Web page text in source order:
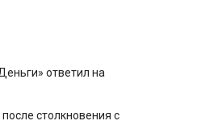
ответил на
столкновения с